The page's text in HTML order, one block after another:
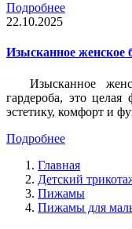
Подробнее
22.10.2025
Изысканное женское
Изысканное
гардероба, это целая
эстетику, комфорт и
Подробнее
Главная
Детский
Пижамы
Пижамы для